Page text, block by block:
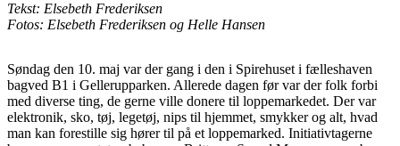
Tekst: Elsebeth Frederiksen
Fotos: Elsebeth Frederiksen og Helle Hansen
Søndag den 10. maj var der gang i den i Spirehuset i fælleshaven
bagved B1 i Gellerupparken. Allerede dagen før var der folk forbi
med diverse ting, de gerne ville donere til loppemarkedet. Der var
elektronik, sko, tøj, legetøj, nips til hjemmet, smykker og alt, hvad
man kan forestille sig hører til på et loppemarked. Initiativtagerne